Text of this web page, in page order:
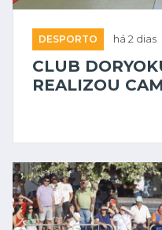
DESPORTO há 2 dias
CLUB
REALIZOU